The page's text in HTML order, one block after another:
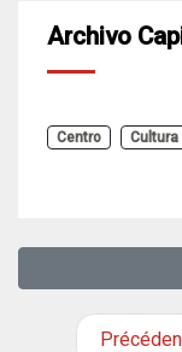
Archivo
Centro Cultura